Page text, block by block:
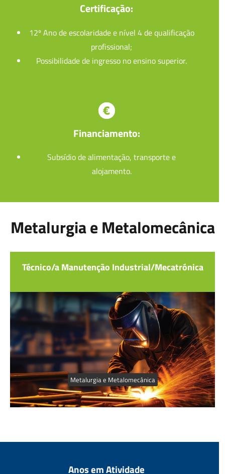
Certificação:
12º Ano de escolaridade e nível 4 de qualificação
profissional;
Possibilidade de ingresso no ensino superior.
Financiamento:
Subsídio de alimentação, transporte e
alojamento.
Metalurgia e Metalomecânica
Técnico/a Manutenção Industrial/Mecatrónica
Metalurgia e Metalomecânica
Anos em Atividade